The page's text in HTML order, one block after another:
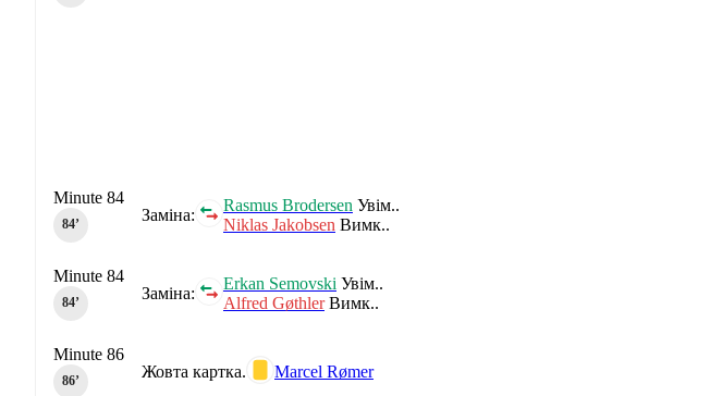
Заміна:
Rasmus Brodersen Увім..
Niklas Jakobsen Вимк..
Minute 84
84‎’‎
Заміна:
Erkan Semovski Увім..
Alfred GøthlerВимк..
Minute 84
84‎’‎
Жовта картка. Marcel Rømer
Minute 86
86‎’‎